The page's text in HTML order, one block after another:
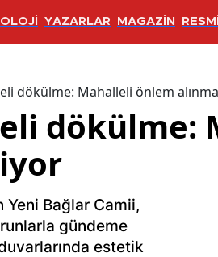
YAZARLAR MAGAZİN
dökülme: Mahalleli önlem
dökülme:
Yeni Bağlar Camii,
gündeme
estetik